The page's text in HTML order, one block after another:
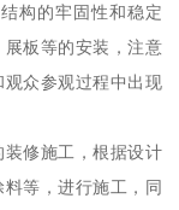
构的牢固性和稳定
板等的安装，注意
众参观过程中出现
修施工，根据设计
等，进行施工，同